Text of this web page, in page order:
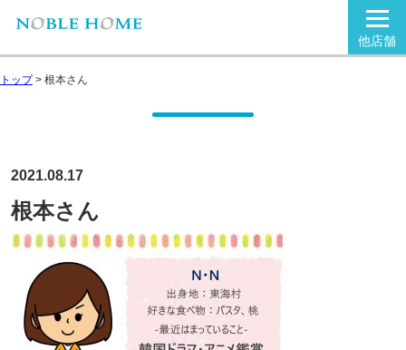
他店舗
トップ> 根本さん
2021.08.17
根本さん